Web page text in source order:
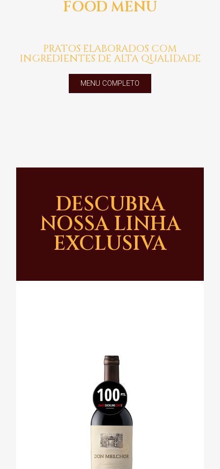
FOOD MENU
PRATOS ELABORADOS COM
INGREDIENTES DE ALTA QUALIDADE
MENU COMPLETO
DESCUBRA
NOSSA LINHA
EXCLUSIVA